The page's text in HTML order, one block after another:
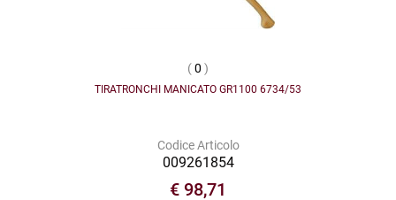
(0 )
TIRATRONCHI MANICATO GR1100 6734/53
Codice Articolo
009261854
€ 98,71